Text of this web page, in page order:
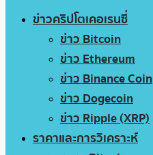
ข่าวคริปโตเคอเรนซี่
ข่าว Bitcoin
ข่าว Ethereum
ข่าว Binance Coin
ข่าว Dogecoin
ข่าว Ripple (XRP)
ราคาและการวิเคราะห์